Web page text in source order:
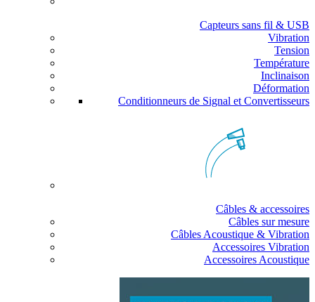
Capteurs sans fil & USB
Vibration
Tension
Température
Inclinaison
Déformation
Conditionneurs de Signal et Convertisseurs
Câbles & accessoires
Câbles sur mesure
Câbles Acoustique & Vibration
Accessoires Vibration
Accessoires Acoustique